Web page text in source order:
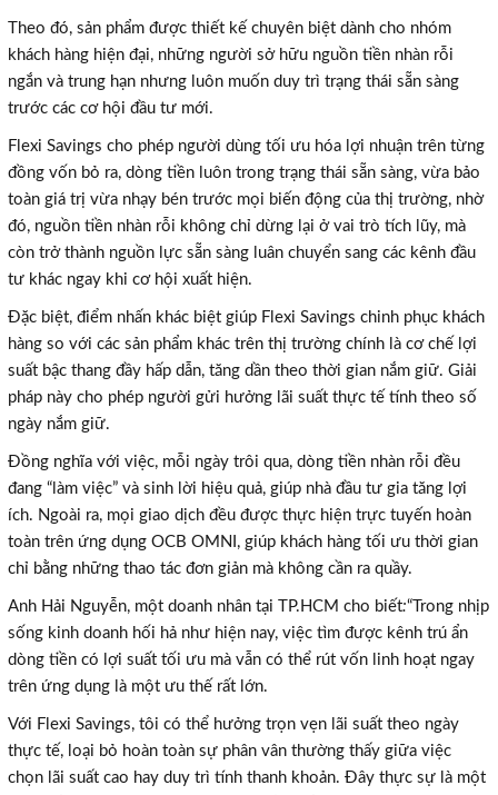
Theo đó, sản phẩm được thiết kế chuyên biệt dành cho nhóm
khách hàng hiện đại, những người sở hữu nguồn tiền nhàn rỗi
ngắn và trung hạn nhưng luôn muốn duy trì trạng thái sẵn sàng
trước các cơ hội đầu tư mới.
Flexi Savings cho phép người dùng tối ưu hóa lợi nhuận trên từng
đồng vốn bỏ ra, dòng tiền luôn trong trạng thái sẵn sàng, vừa bảo
toàn giá trị vừa nhạy bén trước mọi biến động của thị trường, nhờ
đó, nguồn tiền nhàn rỗi không chỉ dừng lại ở vai trò tích lũy, mà
còn trở thành nguồn lực sẵn sàng luân chuyển sang các kênh đầu
tư khác ngay khi cơ hội xuất hiện.
Đặc biệt, điểm nhấn khác biệt giúp Flexi Savings chinh phục khách
hàng so với các sản phẩm khác trên thị trường chính là cơ chế lợi
suất bậc thang đầy hấp dẫn, tăng dần theo thời gian nắm giữ. Giải
pháp này cho phép người gửi hưởng lãi suất thực tế tính theo số
ngày nắm giữ.
Đồng nghĩa với việc, mỗi ngày trôi qua, dòng tiền nhàn rỗi đều
đang “làm việc” và sinh lời hiệu quả, giúp nhà đầu tư gia tăng lợi
ích. Ngoài ra, mọi giao dịch đều được thực hiện trực tuyến hoàn
toàn trên ứng dụng OCB OMNI, giúp khách hàng tối ưu thời gian
chỉ bằng những thao tác đơn giản mà không cần ra quầy.
Anh Hải Nguyễn, một doanh nhân tại TP.HCM cho biết:“Trong nhịp
sống kinh doanh hối hả như hiện nay, việc tìm được kênh trú ẩn
dòng tiền có lợi suất tối ưu mà vẫn có thể rút vốn linh hoạt ngay
trên ứng dụng là một ưu thế rất lớn.
Với Flexi Savings, tôi có thể hưởng trọn vẹn lãi suất theo ngày
thực tế, loại bỏ hoàn toàn sự phân vân thường thấy giữa việc
chọn lãi suất cao hay duy trì tính thanh khoản. Đây thực sự là một